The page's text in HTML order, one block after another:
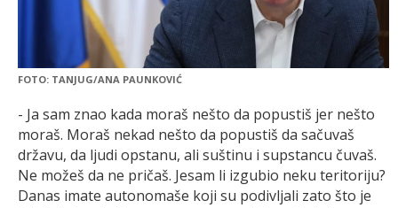
FOTO: TANJUG/ANA PAUNKOVIĆ
- Ja sam znao kada moraš nešto da popustiš jer nešto
moraš. Moraš nekad nešto da popustiš da sačuvaš
državu, da ljudi opstanu, ali suštinu i supstancu čuvaš.
Ne možeš da ne pričaš. Jesam li izgubio neku teritoriju?
Danas imate autonomaše koji su podivljali zato što je